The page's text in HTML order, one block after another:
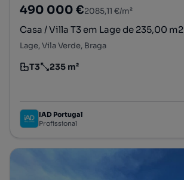
490 000 €2085,11 €/m²
Casa / Villa T3 em Lage de 235,00 m2
Lage, Vila Verde, Braga
Tipologia
T3
Preço por metro quadrado
235 m²
IAD Portugal
Profissional